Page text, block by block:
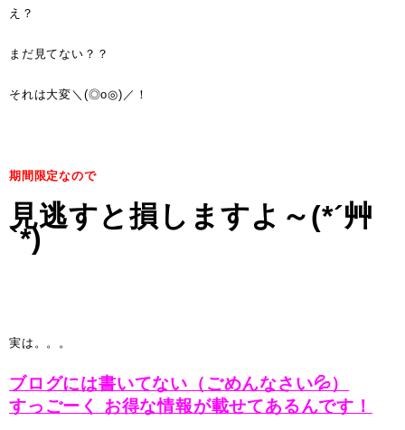
え？
まだ見てない？？
それは大変＼(◎o◎)／！
期間限定なので
見逃すと損しますよ～(*´艸
`*)
実は。。。
ブログには書いてない（ごめんなさい💦）
すっごーく お得な情報が載せてあるんです！